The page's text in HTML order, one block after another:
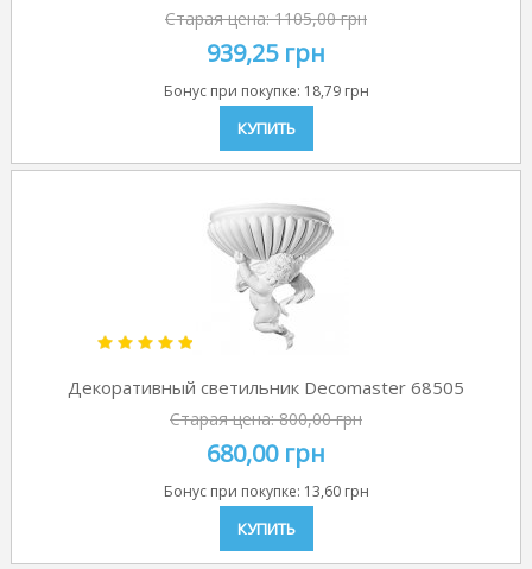
Старая цена:1105,00 грн
939,25 грн
Бонус при покупке: 18,79 грн
КУПИТЬ
Декоративный светильник Decomaster 68505
Старая цена:800,00 грн
680,00 грн
Бонус при покупке: 13,60 грн
КУПИТЬ